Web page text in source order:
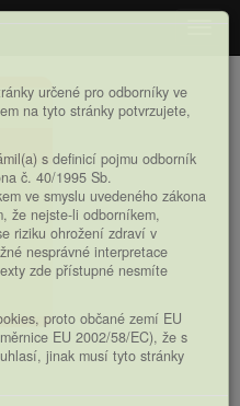
určené pro odborníky ve
na tyto stránky potvrzujete,
s definicí pojmu odborník
č. 40/1995 Sb.
ve smyslu uvedeného zákona
že nejste-li odborníkem,
riziku ohrožení zdraví v
nesprávné interpretace
zde přístupné nesmíte
proto občané zemí EU
EU 2002/58/EC), že s
jinak musí tyto stránky